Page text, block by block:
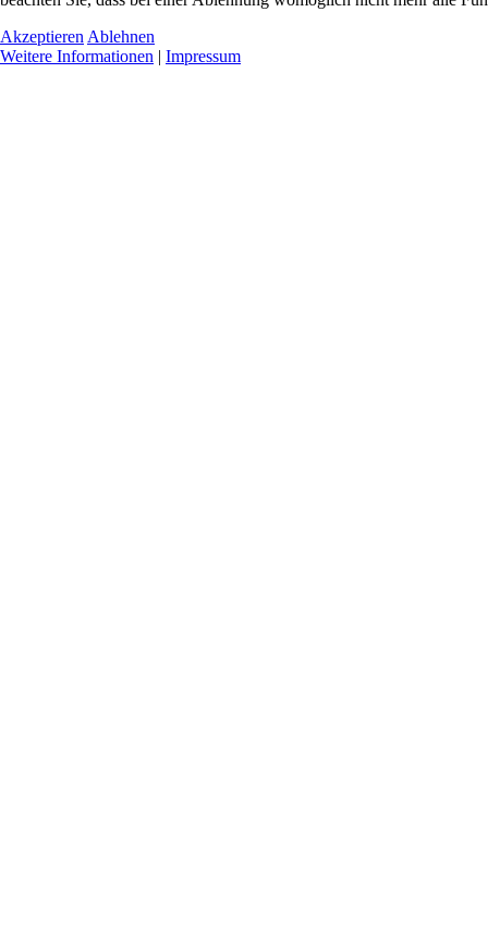
Akzeptieren Ablehnen
Weitere Informationen | Impressum